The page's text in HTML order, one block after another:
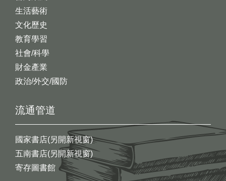
生活藝術
文化歷史
教育學習
社會/科學
財金產業
政治/外交/國防
流通管道
國家書店(另開新視窗)
五南書店(另開新視窗)
寄存圖書館